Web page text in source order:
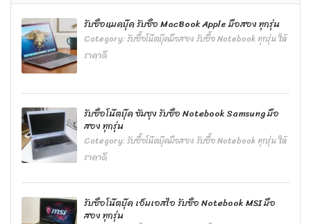
รับซื้อแมคบุ๊ค รับซื้อ MacBook Apple มือสอง ทุกรุ่น
Category:รับซื้อโน๊ตบุ๊คมือสอง รับซื้อ Notebook ทุกรุ่น ให้
ราคาดี
รับซื้อโน๊ตบุ๊ค ซัมซุง รับซื้อ Notebook Samsung มือ
สอง ทุกรุ่น
Category:รับซื้อโน๊ตบุ๊คมือสอง รับซื้อ Notebook ทุกรุ่น ให้
ราคาดี
รับซื้อโน๊ตบุ๊ค เอ็มเอสไอ รับซื้อ Notebook MSI มือ
สอง ทุกรุ่น